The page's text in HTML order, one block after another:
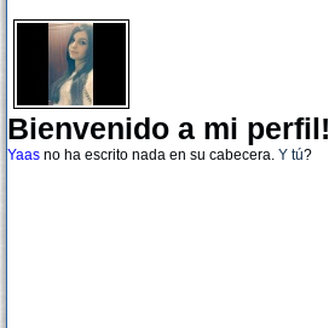
Bienvenido a mi perfil!
Yaas no ha escrito nada en su cabecera. Y tú?